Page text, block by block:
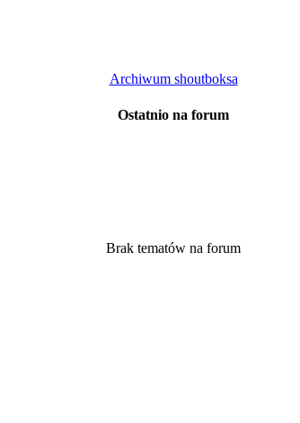
Archiwum shoutboksa
Ostatnio na forum
Brak tematów na forum